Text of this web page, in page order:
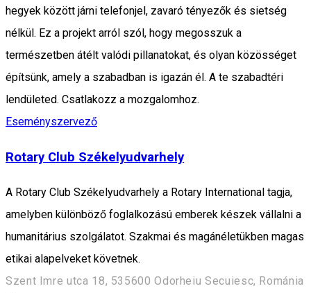
hegyek között járni telefonjel, zavaró tényezők és sietség
nélkül. Ez a projekt arról szól, hogy megosszuk a
természetben átélt valódi pillanatokat, és olyan közösséget
építsünk, amely a szabadban is igazán él. A te szabadtéri
lendületed. Csatlakozz a mozgalomhoz.
Eseményszervező
Rotary Club Székelyudvarhely
A Rotary Club Székelyudvarhely a Rotary International tagja,
amelyben különböző foglalkozású emberek készek vállalni a
humanitárius szolgálatot. Szakmai és magánéletükben magas
etikai alapelveket követnek.
Szent Imre utca 18, 535600 Odorheiu Secuiesc, Románia